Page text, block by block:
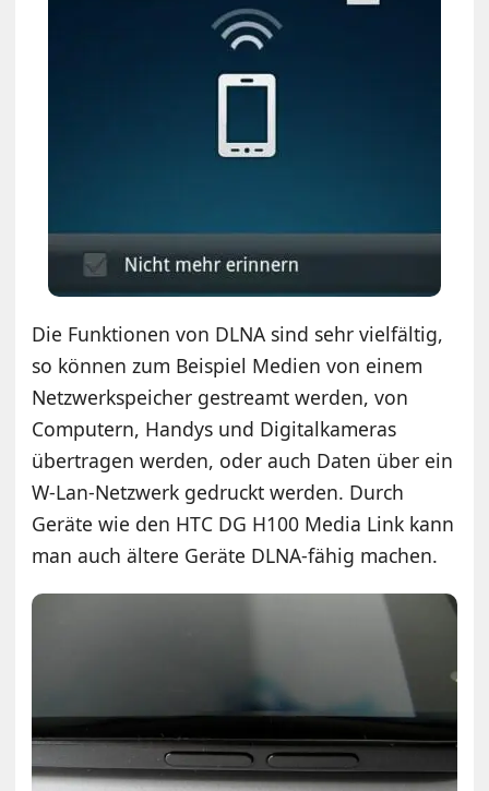
Die Funktionen von DLNA sind sehr vielfältig,
so können zum Beispiel Medien von einem
Netzwerkspeicher gestreamt werden, von
Computern, Handys und Digitalkameras
übertragen werden, oder auch Daten über ein
W-Lan-Netzwerk gedruckt werden. Durch
Geräte wie den HTC DG H100 Media Link kann
man auch ältere Geräte DLNA-fähig machen.